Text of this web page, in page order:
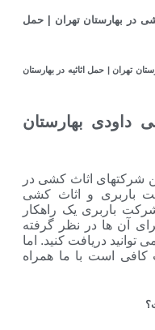
تهران | حمل
در بهارستان
کشی در
کشی
راهکار
نظر گرفته
کنید. اما
ما همراه